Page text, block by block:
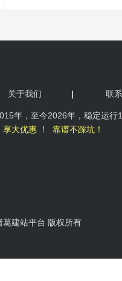
关于我们 | 联
年， 至今2026年，稳定运行
大优惠 ！ 靠谱不踩坑！
葛建站平台 版权所有